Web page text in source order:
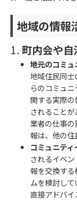
地域の情報
1. 町内会や
地元のコミュ
地域住民同
らのコミュ
関する実際
されること
業者の仕事
報は、他の住
コミュニティ
されるイベ
報を交換す
ムを検討し
直接アドバイ